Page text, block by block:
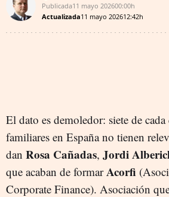
Publicada11 mayo 202600:00h
Actualizada11 mayo 202612:42h
El dato es demoledor: siete de cada
familiares en España no tienen
dan Rosa Cañadas, Jordi
que acaban de formar Acorfi
Corporate Finance). Asociación